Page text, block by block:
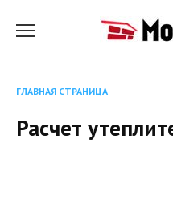
ГЛАВНАЯ СТРАНИЦА
Расчет